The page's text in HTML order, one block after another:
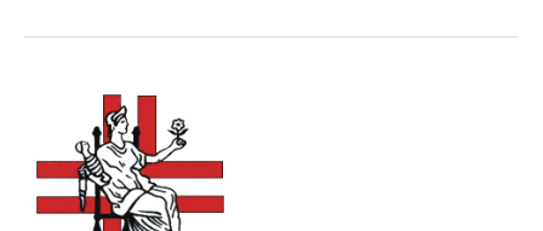
Circolare
30/2024